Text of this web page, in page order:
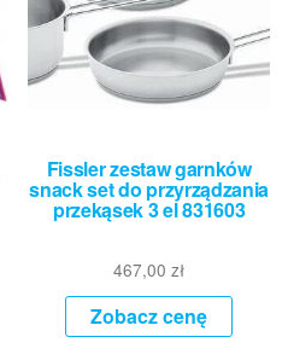
Fissler zestaw garnków
snack set do przyrządzania
przekąsek 3 el 831603
467,00zł
Zobacz cenę